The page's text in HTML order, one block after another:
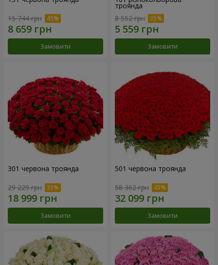
15 744 грн
Замовити
троянда
8 552 грн
Замовити
301 червона троянда
29 229 грн
Замовити
501 червона троянда
58 362 грн
Замовити